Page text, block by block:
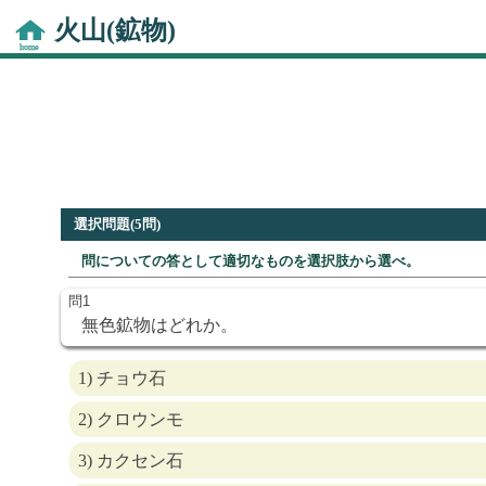
火山(鉱物)
選択問題(5問)
問についての答として適切なものを選択肢から選べ。
無色鉱物はどれか。
1) チョウ石
2) クロウンモ
3) カクセン石